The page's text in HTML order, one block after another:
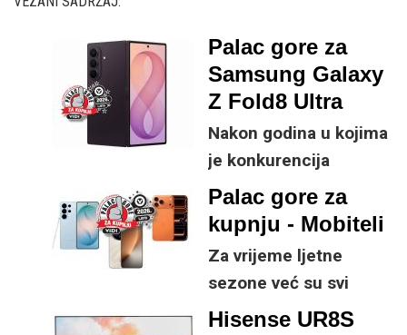
Palac gore za
Samsung Galaxy
Z Fold8 Ultra
Nakon godina u kojima
je konkurencija
neprestano kucala na
vrata s tanjim profilima
i većim baterijama,
Samsung je s osmom
generacijom
preklopnih uređaja
Palac gore za
kupnju - Mobiteli
Za vrijeme ljetne
sezone već su svi
mobiteli aktualne
Hisense UR8S